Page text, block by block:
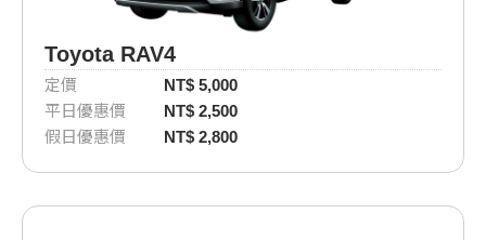
Toyota RAV4
定價
NT$ 5,000
平日優惠價
NT$ 2,500
假日優惠價
NT$ 2,800